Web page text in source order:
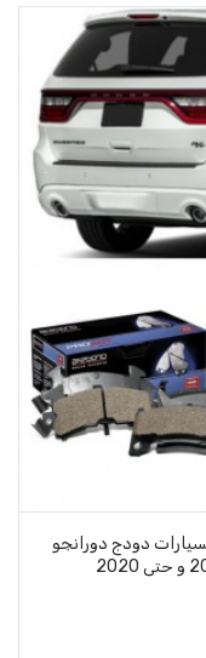
دودج دورانجو